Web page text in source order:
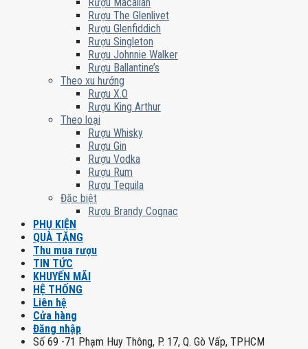
Rượu The Glenlivet
Rượu Glenfiddich
Rượu Singleton
Rượu Johnnie Walker
Rượu Ballantine’s
Theo xu hướng
Rượu X.O
Rượu King Arthur
Theo loại
Rượu Whisky
Rượu Gin
Rượu Vodka
Rượu Rum
Rượu Tequila
Đặc biệt
Rượu Brandy Cognac
PHỤ KIỆN
QUÀ TẶNG
Thu mua rượu
TIN TỨC
KHUYẾN MÃI
HỆ THỐNG
Liên hệ
Cửa hàng
Đăng nhập
Số 69 -71 Phạm Huy Thông, P. 17, Q. Gò Vấp, TPHCM